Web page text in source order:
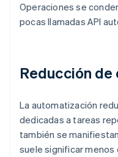
Operaciones se
pocas llamadas API
Reducción de
La automatización
dedicadas a tareas
también se
suele significar menos